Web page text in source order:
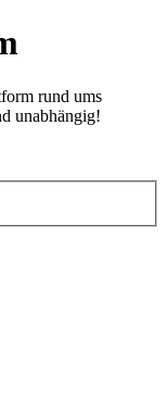
rund ums
unabhängig!